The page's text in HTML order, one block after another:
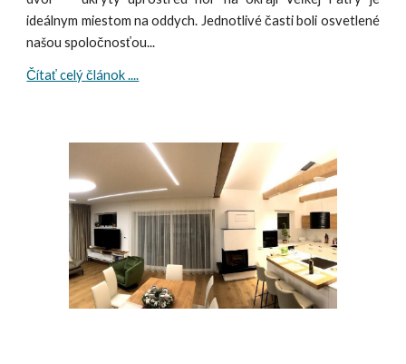
ideálnym miestom na oddych. Jednotlivé časti boli osvetlené
našou spoločnosťou...
Čítať celý článok ....